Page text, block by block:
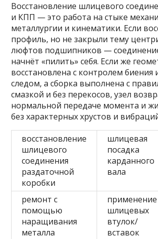
Восстановление шлицевого
и КПП — это работа на стыке
металлургии и кинематики. Если
профиль, но не закрыли тему
люфтов подшипников —
начнёт «пилить» себя. Если же
восстановлена с контролем
следом, а сборка выполнена с
смазкой и без перекосов, узел
нормальной передаче момента и
без характерных хрустов и
восстановление
шлицевого
соединения
раздаточной
коробки
шлицевая
посадка
карданного
вала
ремонт с
помощью
наращивания
металла
применение
шлицевых
втулок/
вставок